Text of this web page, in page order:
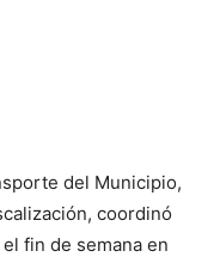
del Municipio,
coordinó
fin de semana en